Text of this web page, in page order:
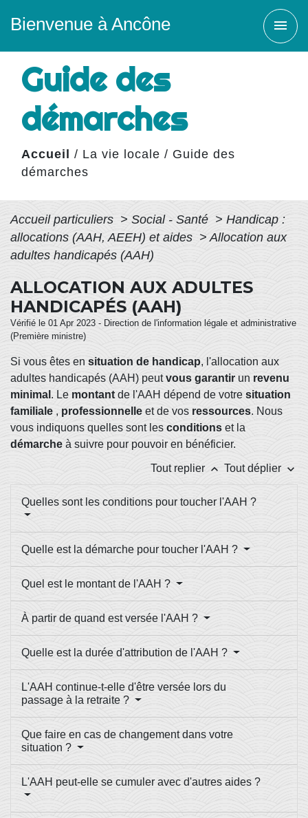
Bienvenue à Ancône menu
Guide des
démarches
Accueil / La vie locale / Guide des
démarches
Accueil particuliers > Social - Santé > Handicap :
allocations (AAH, AEEH) et aides > Allocation aux
adultes handicapés (AAH)
ALLOCATION AUX ADULTES
HANDICAPÉS (AAH)
Vérifié le 01 Apr 2023 - Direction de l'information légale et administrative
(Première ministre)
Si vous êtes en situation de handicap, l'allocation aux
adultes handicapés (AAH) peutvous garantir un revenu
minimal . Le montant de l'AAH dépend de votre situation
familiale , professionnelle et de vos ressources. Nous
vous indiquons quelles sont les conditions et la
démarche à suivre pour pouvoir en bénéficier.
Tout replier keyboard_arrow_up Tout déplier keyboard_arrow_down
Quelles sont les conditions pour toucher l'AAH ?
Quelle est la démarche pour toucher l'AAH ?
Quel est le montant de l'AAH ?
À partir de quand est versée l'AAH ?
Quelle est la durée d'attribution de l'AAH ?
L'AAH continue-t-elle d'être versée lors du
passage à la retraite ?
Que faire en cas de changement dans votre
situation ?
L'AAH peut-elle se cumuler avec d'autres aides ?